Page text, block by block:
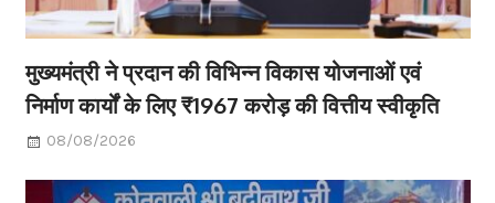
मुख्यमंत्री ने प्रदान की विभिन्न विकास योजनाओं एवं
निर्माण कार्यों के लिए ₹1967 करोड़ की वित्तीय स्वीकृति
08/08/2026